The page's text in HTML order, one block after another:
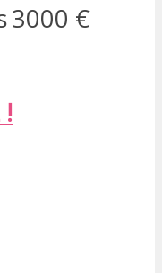
3000 €